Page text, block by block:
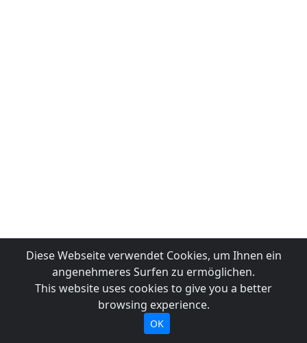
Diese Webseite verwendet Cookies, um Ihnen ein
angenehmeres Surfen zu ermöglichen.
This website uses cookies to give you a better
browsing experience.
OK